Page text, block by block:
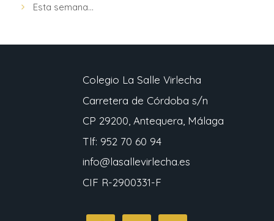
Esta semana…
Colegio La Salle Virlecha
Carretera de Córdoba s/n
CP 29200, Antequera, Málaga
Tlf: 952 70 60 94
info@lasallevirlecha.es
CIF R-2900331-F